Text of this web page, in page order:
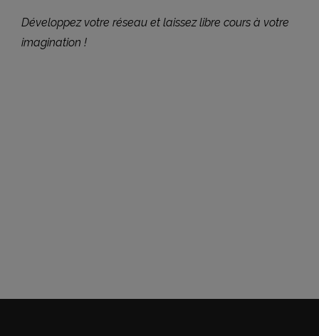
Développez votre réseau et laissez libre cours à votre
imagination !